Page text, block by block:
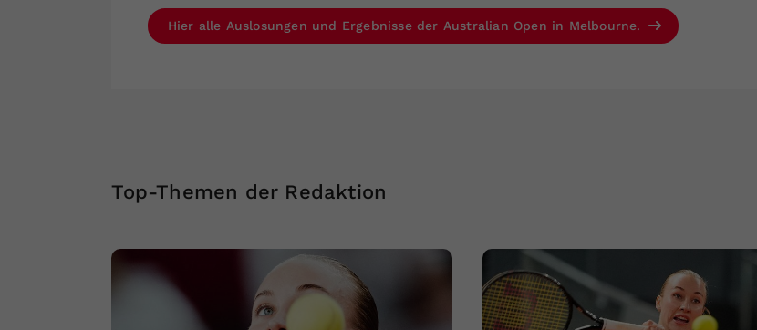
Hier alle Auslosungen und Ergebnisse der Australian Open in Melbourne.
Top-Themen der Redaktion